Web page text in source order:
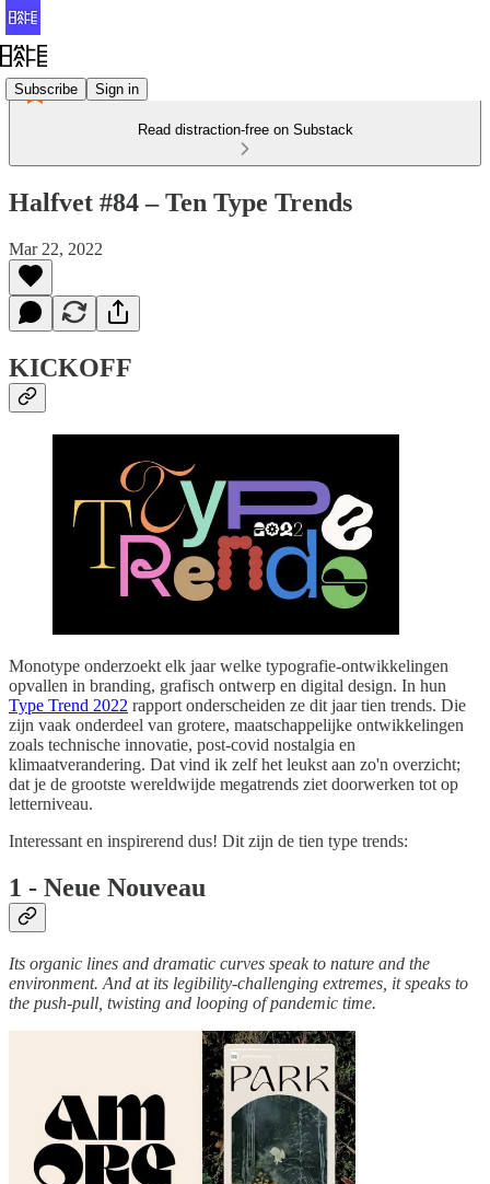
Subscribe Sign in
Read distraction-free on Substack
Halfvet #84 – Ten Type Trends
Mar 22, 2022
KICKOFF
Monotype onderzoekt elk jaar welke typografie-ontwikkelingen
opvallen in branding, grafisch ontwerp en digital design. In hun
Type Trend 2022 rapport onderscheiden ze dit jaar tien trends. Die
zijn vaak onderdeel van grotere, maatschappelijke ontwikkelingen
zoals technische innovatie, post-covid nostalgia en
klimaatverandering. Dat vind ik zelf het leukst aan zo'n overzicht;
dat je de grootste wereldwijde megatrends ziet doorwerken tot op
letterniveau.
Interessant en inspirerend dus! Dit zijn de tien type trends:
1 - Neue Nouveau
Its organic lines and dramatic curves speak to nature and the
environment. And at its legibility-challenging extremes, it speaks to
the push-pull, twisting and looping of pandemic time.